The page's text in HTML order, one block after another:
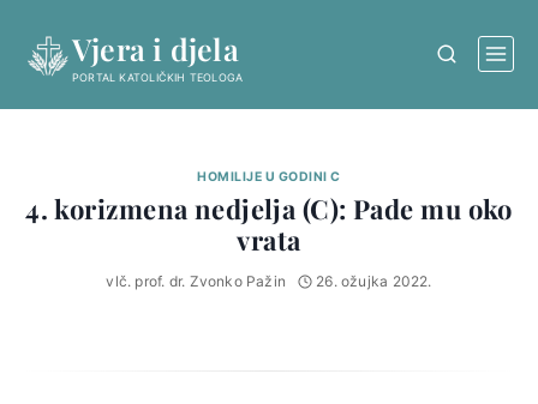
content
Vjera i djela
PORTAL KATOLIČKIH TEOLOGA
HOMILIJE U GODINI C
4. korizmena nedjelja (C): Pade mu oko
vrata
vlč. prof. dr. Zvonko Pažin 26. ožujka 2022.